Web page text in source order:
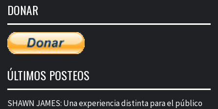
entradas
DONAR
ÚLTIMOS POSTEOS
SHAWN JAMES: Una experiencia distinta para el público